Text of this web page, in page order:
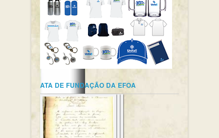
ATA DE FUNDAÇÃO DA EFOA